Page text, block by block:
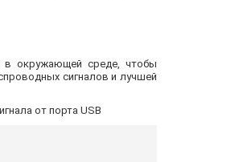
в окружающей среде, чтобы
сигналов и лучшей
от порта USB